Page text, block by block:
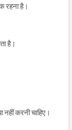
है।
है।
नहीं करनी चाहिए।